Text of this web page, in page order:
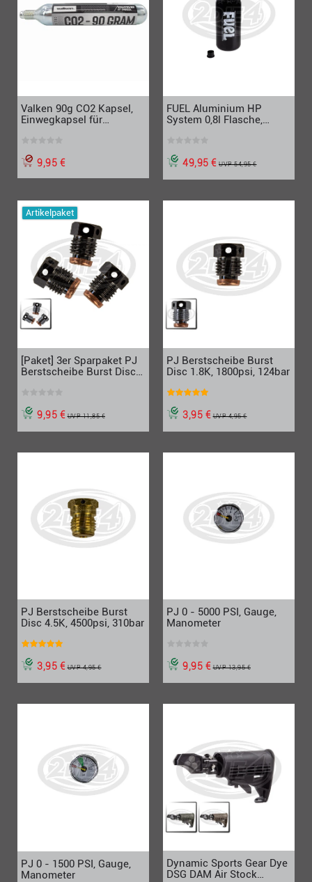
Valken 90g CO2 Kapsel,
Einwegkapsel für
9,95 €
FUEL Aluminium HP
System 0,8l Flasche,
49,95 € UVP 54,95 €
Artikelpaket
[Paket] 3er Sparpaket PJ
Berstscheibe Burst Disc
9,95 €UVP 11,85 €
PJ Berstscheibe Burst
Disc 1.8K, 1800psi, 124bar
3,95 €UVP 4,95 €
PJ Berstscheibe Burst
Disc 4.5K, 4500psi, 310bar
3,95 €UVP 4,95 €
PJ 0 - 5000 PSI, Gauge,
Manometer
9,95 €UVP 13,95 €
PJ 0 - 1500 PSI, Gauge,
Manometer
Dynamic Sports Gear Dye
DSG DAM Air Stock